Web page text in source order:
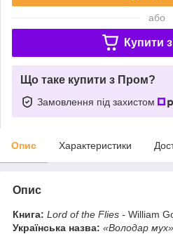
або
Купити з
Що таке купити з Пром?
Замовлення під захистом
Опис Характеристики
Опис
Книга: Lord of the Flies - William
Українська назва: «Володар мух»